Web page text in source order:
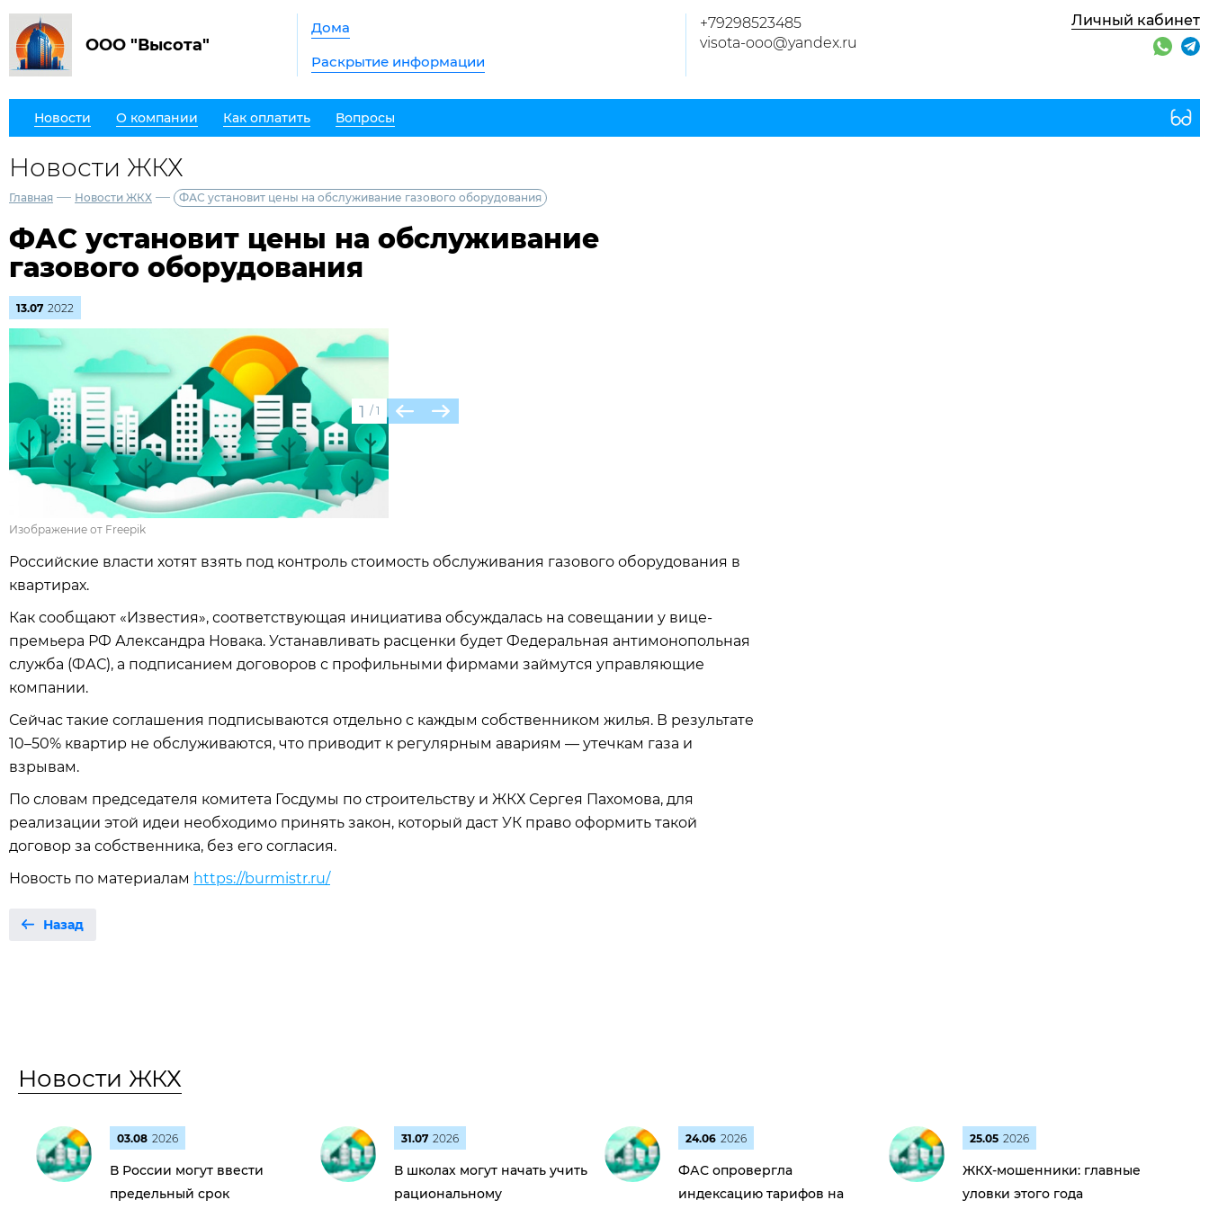
ООО "Высота"
Дома
Раскрытие информации
+79298523485
visota-ooo@yandex.ru
Личный кабинет
Новости О компании Как оплатить Вопросы
Новости ЖКХ
Главная — Новости ЖКХ — ФАС установит цены на обслуживание газового оборудования
ФАС установит цены на обслуживание
газового оборудования
13.07 2022
1 / 1
Изображение от Freepik
Российские власти хотят взять под контроль стоимость обслуживания газового оборудования в
квартирах.
Как сообщают «Известия», соответствующая инициатива обсуждалась на совещании у вице-
премьера РФ Александра Новака. Устанавливать расценки будет Федеральная антимонопольная
служба (ФАС), а подписанием договоров с профильными фирмами займутся управляющие
компании.
Сейчас такие соглашения подписываются отдельно с каждым собственником жилья. В результате
10–50% квартир не обслуживаются, что приводит к регулярным авариям — утечкам газа и
взрывам.
По словам председателя комитета Госдумы по строительству и ЖКХ Сергея Пахомова, для
реализации этой идеи необходимо принять закон, который даст УК право оформить такой
договор за собственника, без его согласия.
Новость по материалам https://burmistr.ru/
Назад
Новости ЖКХ
03.08 2026
В России могут ввести
предельный срок
31.07 2026
В школах могут начать учить
рациональному
24.06 2026
ФАС опровергла
индексацию тарифов на
25.05 2026
ЖКХ-мошенники: главные
уловки этого года